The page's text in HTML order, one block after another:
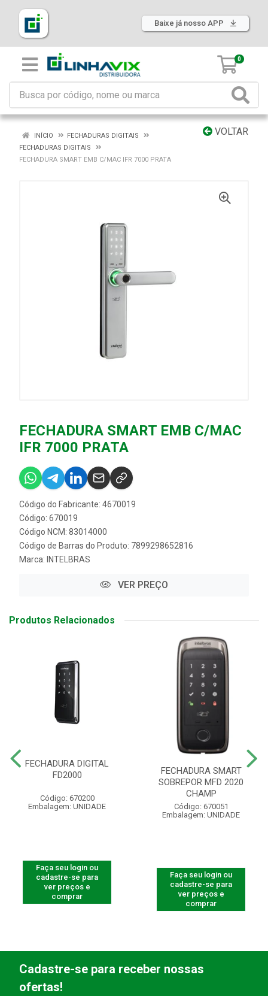
Baixe já nosso APP
0
VOLTAR
INÍCIO
FECHADURAS DIGITAIS
FECHADURAS DIGITAIS
FECHADURA SMART EMB C/MAC IFR 7000 PRATA
FECHADURA SMART EMB C/MAC
IFR 7000 PRATA
Código do Fabricante: 4670019
Código: 670019
Código NCM: 83014000
Código de Barras do Produto: 7899298652816
Marca: INTELBRAS
VER PREÇO
Produtos Relacionados
FECHADURA DIGITAL
FD2000
Código: 670200
Embalagem: UNIDADE
Faça seu login ou
cadastre-se para
ver preços e
comprar
FECHADURA SMART
SOBREPOR MFD 2020
CHAMP
Código: 670051
Embalagem: UNIDADE
Faça seu login ou
cadastre-se para
ver preços e
comprar
Cadastre-se para receber nossas
ofertas!